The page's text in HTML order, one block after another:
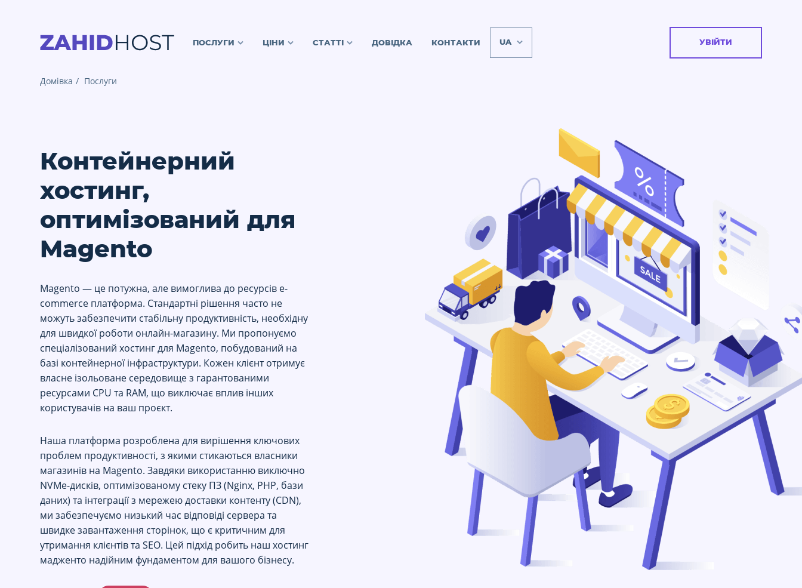
УВІЙТИ
ПОСЛУГИ ЦІНИ СТАТТІ ДОВІДКА КОНТАКТИ UA
Домівка Послуги
Контейнерний
хостинг,
оптимізований для
Magento
Magento — це потужна, але вимоглива до ресурсів e-
commerce платформа. Стандартні рішення часто не
можуть забезпечити стабільну продуктивність, необхідну
для швидкої роботи онлайн-магазину. Ми пропонуємо
спеціалізований хостинг для Magento, побудований на
базі контейнерної інфраструктури. Кожен клієнт отримує
власне ізольоване середовище з гарантованими
ресурсами CPU та RAM, що виключає вплив інших
користувачів на ваш проєкт.
Наша платформа розроблена для вирішення ключових
проблем продуктивності, з якими стикаються власники
магазинів на Magento. Завдяки використанню виключно
NVMe-дисків, оптимізованому стеку ПЗ (Nginx, PHP, бази
даних) та інтеграції з мережею доставки контенту (CDN),
ми забезпечуємо низький час відповіді сервера та
швидке завантаження сторінок, що є критичним для
утримання клієнтів та SEO. Цей підхід робить наш хостинг
мадженто надійним фундаментом для вашого бізнесу.